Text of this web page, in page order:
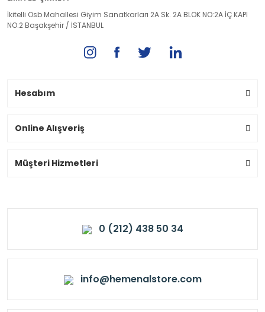
İkitelli Osb Mahallesi Giyim Sanatkarları 2A Sk. 2A BLOK NO:2A İÇ KAPI
NO:2 Başakşehir / İSTANBUL
Hesabım
Online Alışveriş
Müşteri Hizmetleri
0 (212) 438 50 34
info@hemenalstore.com